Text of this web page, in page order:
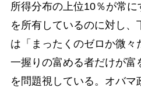
所得分布の上位10％が常
を所有しているのに対し、
は「まったくのゼロか微々
一握りの富める者だけが富
を問題視している。オバマ